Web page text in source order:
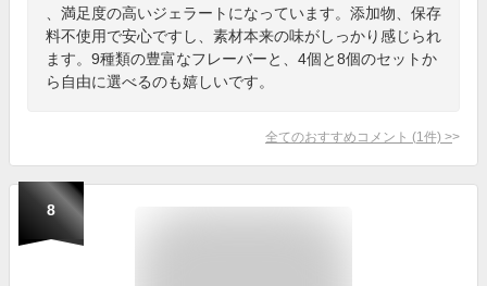
、満足度の高いジェラートになっています。添加物、保存
料不使用で安心ですし、素材本来の味がしっかり感じられ
ます。9種類の豊富なフレーバーと、4個と8個のセットか
ら自由に選べるのも嬉しいです。
全てのおすすめコメント (1 件) >
8